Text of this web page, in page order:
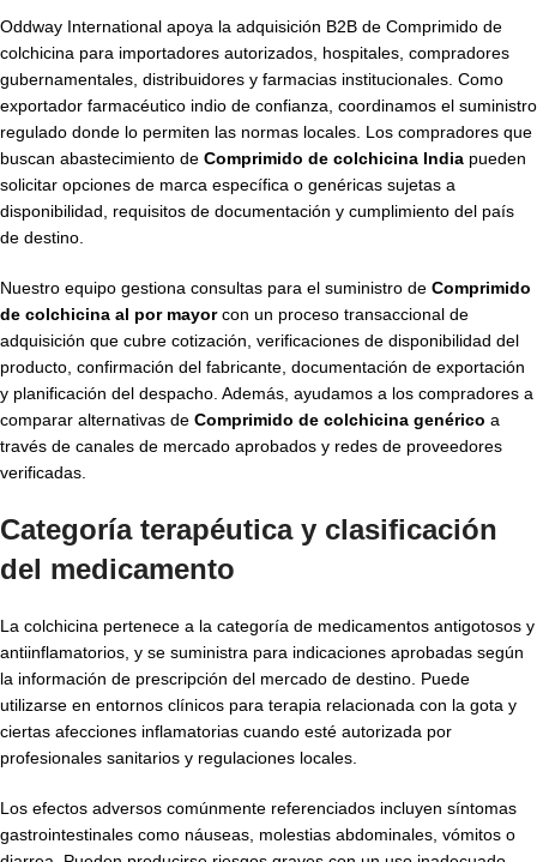
Oddway International apoya la adquisición B2B de Comprimido de
colchicina para importadores autorizados, hospitales, compradores
gubernamentales, distribuidores y farmacias institucionales. Como
exportador farmacéutico indio de confianza, coordinamos el suministro
regulado donde lo permiten las normas locales. Los compradores que
buscan abastecimiento de Comprimido de colchicina India pueden
solicitar opciones de marca específica o genéricas sujetas a
disponibilidad, requisitos de documentación y cumplimiento del país
de destino.
Nuestro equipo gestiona consultas para el suministro de Comprimido
de colchicina al por mayorcon un proceso transaccional de
adquisición que cubre cotización, verificaciones de disponibilidad del
producto, confirmación del fabricante, documentación de exportación
y planificación del despacho. Además, ayudamos a los compradores a
comparar alternativas de Comprimido de colchicina genérico a
través de canales de mercado aprobados y redes de proveedores
verificadas.
Categoría terapéutica y clasificación
del medicamento
La colchicina pertenece a la categoría de medicamentos antigotosos y
antiinflamatorios, y se suministra para indicaciones aprobadas según
la información de prescripción del mercado de destino. Puede
utilizarse en entornos clínicos para terapia relacionada con la gota y
ciertas afecciones inflamatorias cuando esté autorizada por
profesionales sanitarios y regulaciones locales.
Los efectos adversos comúnmente referenciados incluyen síntomas
gastrointestinales como náuseas, molestias abdominales, vómitos o